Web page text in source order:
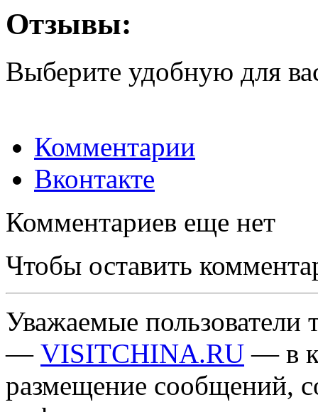
Отзывы:
Выберите удобную для
Комментарии
Вконтакте
Комментариев еще нет
Чтобы оставить
Уважаемые пользователи
— VISITCHINA.RU — в
размещение сообщений,